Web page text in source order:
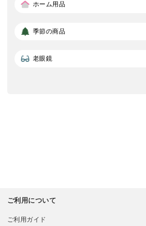
ホーム用品
季節の商品
老眼鏡
ご利用について
ご利用ガイド